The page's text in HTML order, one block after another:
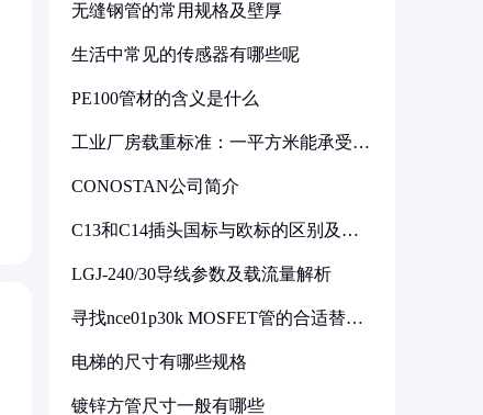
无缝钢管的常用规格及壁厚
生活中常见的传感器有哪些呢
PE100管材的含义是什么
工业厂房载重标准：一平方米能承受多
CONOSTAN公司简介
C13和C14插头国标与欧标的区别及其
LGJ-240/30导线参数及载流量解析
寻找nce01p30k MOSFET管的合适替代
电梯的尺寸有哪些规格
镀锌方管尺寸一般有哪些